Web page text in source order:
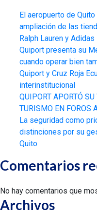
El aeropuerto de
ampliación de las
Ralph Lauren y Adidas
Quiport presenta su
cuando operar bien
Quiport y Cruz Roja
interinstitucional
QUIPORT APORTÓ
TURISMO EN FOROS
La seguridad como
distinciones por su
Quito
Comentarios
No hay comentarios que
Archivos